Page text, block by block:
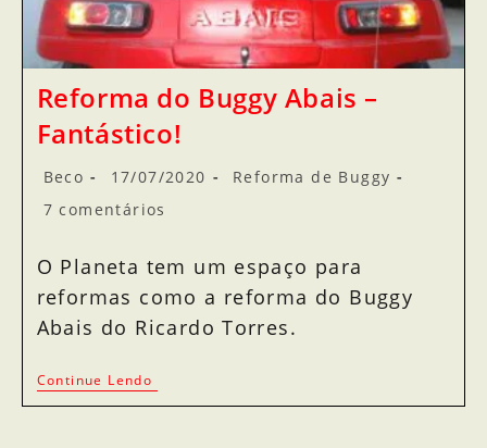
Reforma do Buggy Abais –
Fantástico!
Beco 17/07/2020
Reforma de Buggy
7 comentários
O Planeta tem um espaço para
reformas como a reforma do Buggy
Abais do Ricardo Torres.
Continue Lendo